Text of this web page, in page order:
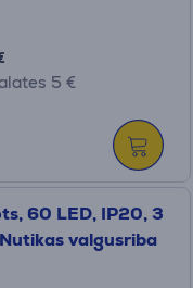
5 €
60 LED, IP20, 3
valgusriba